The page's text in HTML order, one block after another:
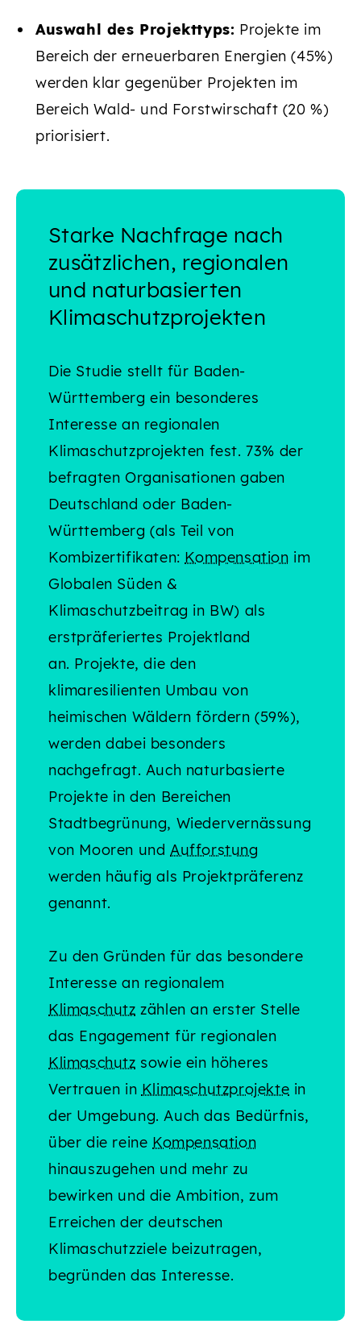
Auswahl des Projekttyps: Projekte im
Bereich der erneuerbaren Energien (45%)
werden klar gegenüber Projekten im
Bereich Wald- und Forstwirschaft (20 %)
priorisiert.
Starke Nachfrage nach
zusätzlichen, regionalen
und naturbasierten
Klimaschutzprojekten
Die Studie stellt für Baden-
Württemberg ein besonderes
Interesse an regionalen
Klimaschutzprojekten fest. 73% der
befragten Organisationen gaben
Deutschland oder Baden-
Württemberg (als Teil von
Kombizertifikaten: Kompensation im
Globalen Süden &
Klimaschutzbeitrag in BW) als
erstpräferiertes Projektland
an. Projekte, die den
klimaresilienten Umbau von
heimischen Wäldern fördern (59%),
werden dabei besonders
nachgefragt. Auch naturbasierte
Projekte in den Bereichen
Stadtbegrünung, Wiedervernässung
von Mooren und Aufforstung
werden häufig als Projektpräferenz
genannt.
Zu den Gründen für das besondere
Interesse an regionalem
Klimaschutz zählen an erster Stelle
das Engagement für regionalen
Klimaschutz sowie ein höheres
Vertrauen in Klimaschutzprojekte in
der Umgebung. Auch das Bedürfnis,
über die reine Kompensation
hinauszugehen und mehr zu
bewirken und die Ambition, zum
Erreichen der deutschen
Klimaschutzziele beizutragen,
begründen das Interesse.